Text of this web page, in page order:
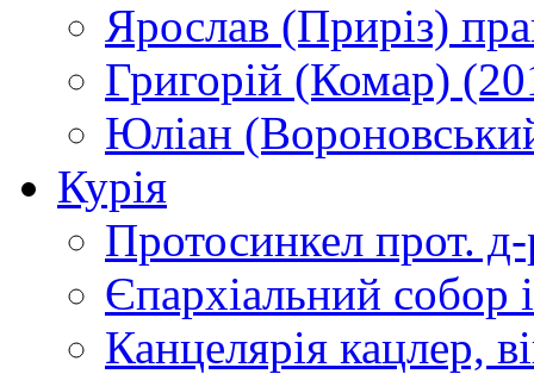
Ярослав (Приріз)
Григорій (Комар)
Юліан
Курія
Протосинкел прот.
Єпархіальний собор
Канцелярія кацлер,